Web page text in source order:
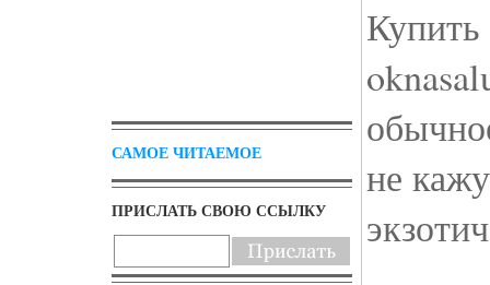
САМОЕ ЧИТАЕМОЕ
ПРИСЛАТЬ СВОЮ ССЫЛКУ
не